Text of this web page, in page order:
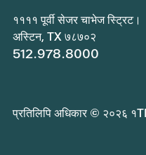
११११ पूर्वी सेजर चाभेज स्ट्रिट।
अस्टिन, TX ७८७०२
512.978.8000
प्रतिलिपि अधिकार © २०२६